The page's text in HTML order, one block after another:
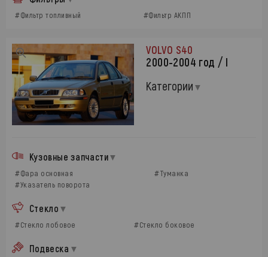
#Фильтр топливный #Фильтр АКПП
VOLVO S40
2000-2004 год / I
Категории
Кузовные запчасти
#Фара основная
#Туманка
#Указатель поворота
Стекло
#Стекло лобовое #Стекло боковое
Подвеска